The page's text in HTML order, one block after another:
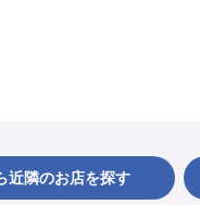
近隣のお店を探す